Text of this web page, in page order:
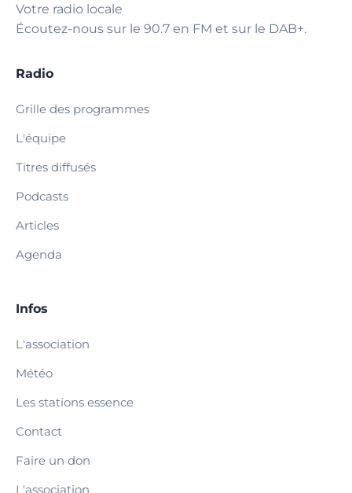
Votre radio locale
Écoutez-nous sur le 90.7 en FM et sur le DAB+.
Radio
Grille des programmes
L'équipe
Titres diffusés
Podcasts
Articles
Agenda
Infos
L'association
Météo
Les stations essence
Contact
Faire un don
L'association